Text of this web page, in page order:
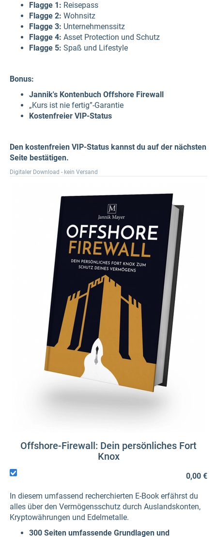
Flagge 1: Reisepass
Flagge 2: Wohnsitz
Flagge 3: Unternehmenssitz
Flagge 4: Asset Protection und Schutz
Flagge 5: Spaß und Lifestyle
Bonus:
Jannik's Kontenbuch Offshore Firewall
„Kurs ist nie fertig”-Garantie
Kostenfreier VIP-Status
Den kostenfreien VIP-Status kannst du auf der nächsten
Seite bestätigen.
Digitaler Download - kein Versand
Offshore-Firewall: Dein persönliches Fort
Knox
0,00 €
In diesem umfassend recherchierten E-Book erfährst du
alles über den Vermögensschutz durch Auslandskonten,
Kryptowährungen und Edelmetalle.
300 Seiten umfassende Grundlagen und